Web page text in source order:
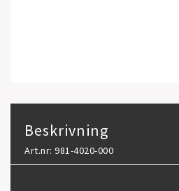
Beskrivning
Art.nr: 981-4020-000